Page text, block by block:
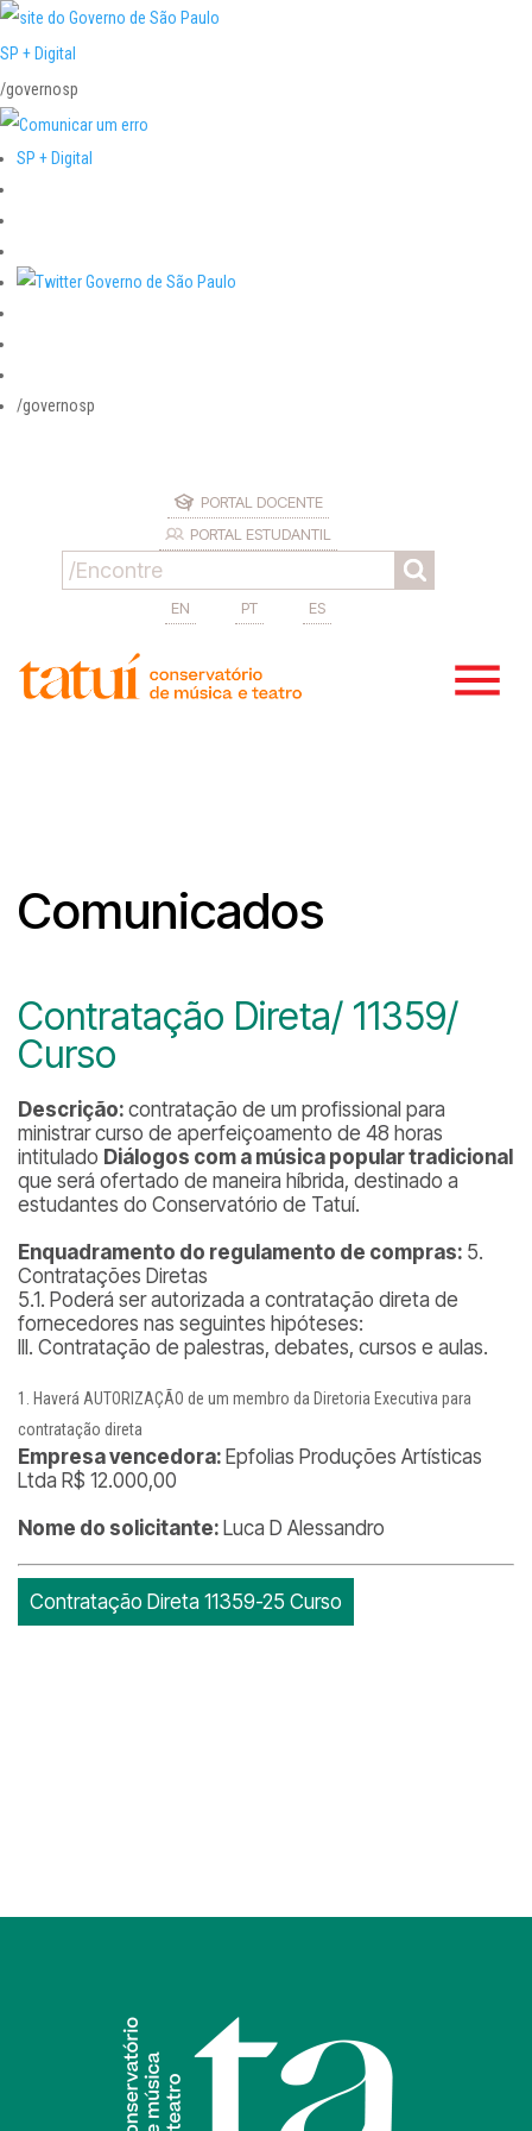
SP + Digital
/governosp
SP + Digital
/governosp
PORTAL DOCENTE
PORTAL ESTUDANTIL
EN PT ES
Comunicados
Contratação Direta/ 11359/
Curso
Descrição: contratação de um profissional para
ministrar curso de aperfeiçoamento de 48 horas
intitulado Diálogos com a música popular tradicional
que será ofertado de maneira híbrida, destinado a
estudantes do Conservatório de Tatuí.
Enquadramento do regulamento de compras: 5.
Contratações Diretas
5.1. Poderá ser autorizada a contratação direta de
fornecedores nas seguintes hipóteses:
III. Contratação de palestras, debates, cursos e aulas.
Haverá AUTORIZAÇÃO de um membro da Diretoria Executiva para
contratação direta
Empresa vencedora: Epfolias Produções Artísticas
Ltda R$ 12.000,00
Nome do solicitante: Luca D Alessandro
Contratação Direta 11359-25 Curso